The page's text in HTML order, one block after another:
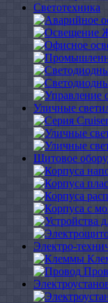
Светотехника
Уличные
Щитовое
Электро-